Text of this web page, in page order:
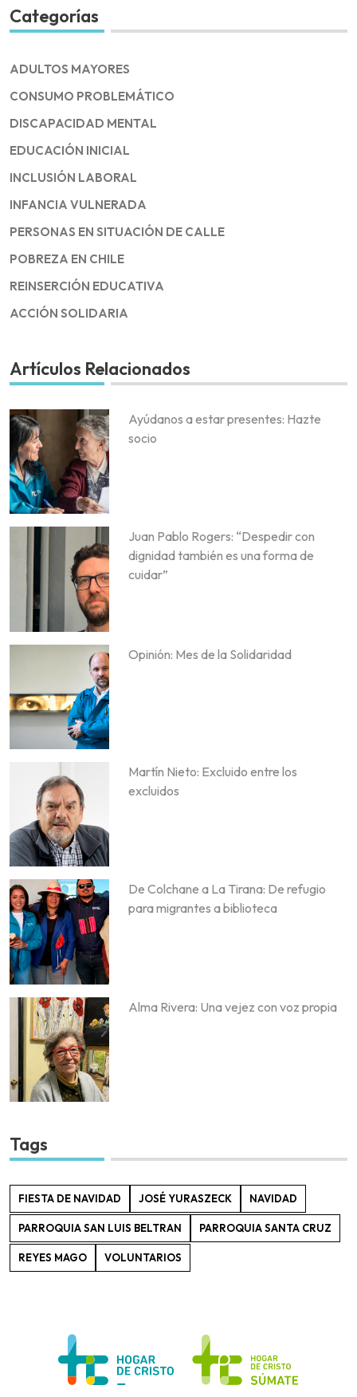
Categorías
ADULTOS MAYORES
CONSUMO PROBLEMÁTICO
DISCAPACIDAD MENTAL
EDUCACIÓN INICIAL
INCLUSIÓN LABORAL
INFANCIA VULNERADA
PERSONAS EN SITUACIÓN DE CALLE
POBREZA EN CHILE
REINSERCIÓN EDUCATIVA
ACCIÓN SOLIDARIA
Artículos Relacionados
Ayúdanos a estar presentes: Hazte
socio
Juan Pablo Rogers: “Despedir con
dignidad también es una forma de
cuidar”
Opinión: Mes de la Solidaridad
Martín Nieto: Excluido entre los
excluidos
De Colchane a La Tirana: De refugio
para migrantes a biblioteca
Alma Rivera: Una vejez con voz propia
Tags
FIESTA DE NAVIDAD JOSÉ YURASZECK NAVIDAD
PARROQUIA SAN LUIS BELTRAN PARROQUIA SANTA CRUZ
REYES MAGO VOLUNTARIOS